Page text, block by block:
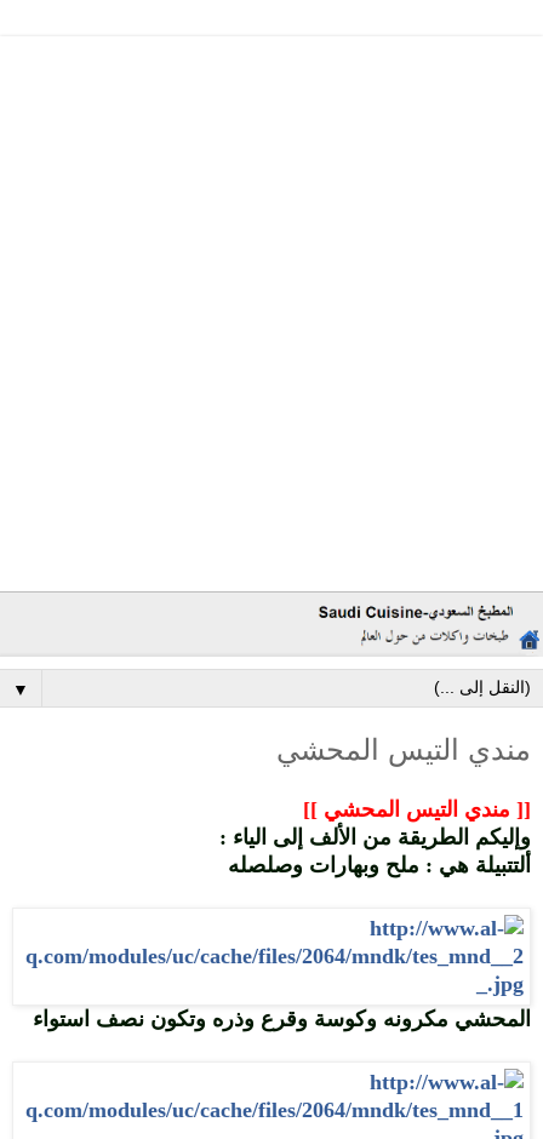
▼
مندي التيس المحشي
[[ مندي التيس المحشي ]]
وإليكم الطريقة من الألف إلى الياء :
ألتتبيلة هي : ملح وبهارات وصلصله
المحشي مكرونه وكوسة وقرع وذره وتكون نصف استواء